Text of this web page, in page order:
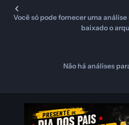
Você só pode fornecer uma
baixado o
Não há análises